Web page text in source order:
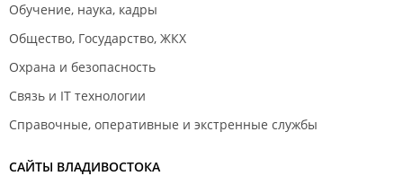
Обучение, наука, кадры
Общество, Государство, ЖКХ
Охрана и безопасность
Связь и IT технологии
Справочные, оперативные и экстренные службы
САЙТЫ ВЛАДИВОСТОКА